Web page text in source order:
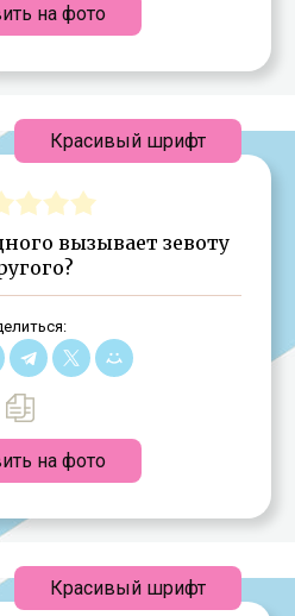
на фото
вызывает зевоту
на фото
Красивый шрифт
Красивый шрифт